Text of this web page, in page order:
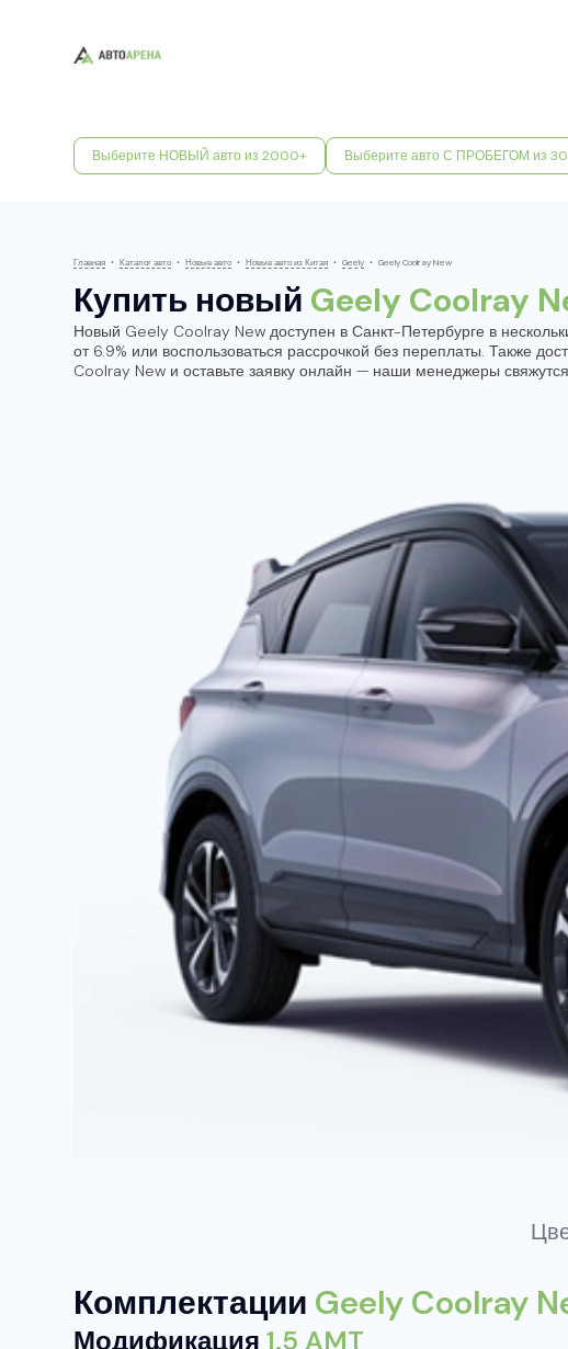
Выберите НОВЫЙ авто из 2000+ Выберите авто С ПРОБЕГОМ из
Главная • Каталог авто • Новые авто • Новые авто из Китая • Geely • Geely Coolray New
Купить новый Geely Coolray
Новый Geely Coolray New доступен в Санкт-Петербурге в
от 6.9% или воспользоваться рассрочкой без переплаты. Также
Coolray New и оставьте заявку онлайн — наши менеджеры
Комплектации Geely Coolray
Модификация1.5 AMT